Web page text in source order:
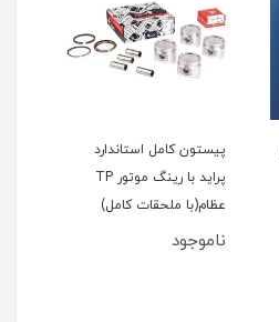
پیستون کامل استاندارد
پراید با رینگ موتور TP
عظام(با ملحقات کامل)
ناموجود